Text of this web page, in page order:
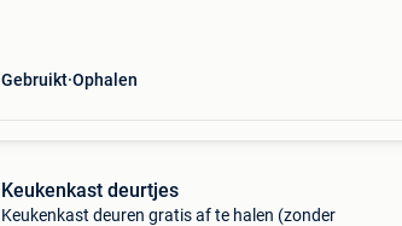
Gebruikt Ophalen
Keukenkast deurtjes
Keukenkast deuren gratis af te halen (zonder